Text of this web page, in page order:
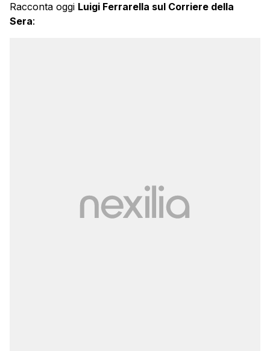
Racconta oggi Luigi Ferrarella sul Corriere della
Sera: